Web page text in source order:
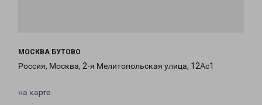
МОСКВА БУТОВО
Россия, Москва, 2-я Мелитопольская улица, 12Ас1
на карте